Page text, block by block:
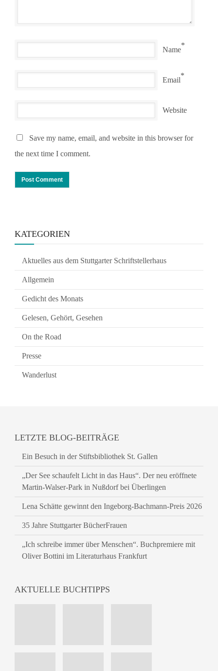
Name
*
Email
*
Website
Save my name, email, and website in this browser for
the next time I comment.
KATEGORIEN
Aktuelles aus dem Stuttgarter Schriftstellerhaus
Allgemein
Gedicht des Monats
Gelesen, Gehört, Gesehen
On the Road
Presse
Wanderlust
LETZTE BLOG-BEITRÄGE
Ein Besuch in der Stiftsbibliothek St. Gallen
„Der See schaufelt Licht in das Haus“. Der neu eröffnete
Martin-Walser-Park in Nußdorf bei Überlingen
Lena Schätte gewinnt den Ingeborg-Bachmann-Preis 2026
35 Jahre Stuttgarter BücherFrauen
„Ich schreibe immer über Menschen“. Buchpremiere mit
Oliver Bottini im Literaturhaus Frankfurt
AKTUELLE BUCHTIPPS